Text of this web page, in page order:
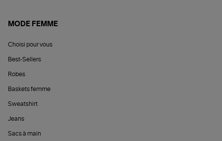
MODE FEMME
Choisi pour vous
Best-Sellers
Robes
Baskets femme
Sweatshirt
Jeans
Sacs à main